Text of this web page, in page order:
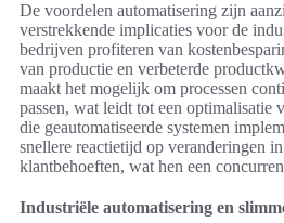
De voordelen automatisering zijn
verstrekkende implicaties voor de
bedrijven profiteren van
van productie en verbeterde
maakt het mogelijk om processen
passen, wat leidt tot een optimalisatie
die geautomatiseerde systemen
snellere reactietijd op veranderingen
klantbehoeften, wat hen een
Industriële automatisering en